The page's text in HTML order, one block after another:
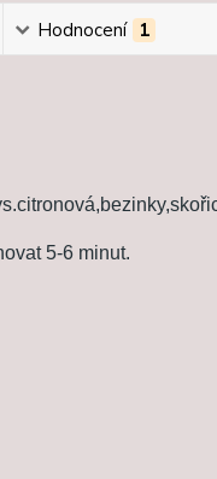
Hodnocení 1
5-6 minut.